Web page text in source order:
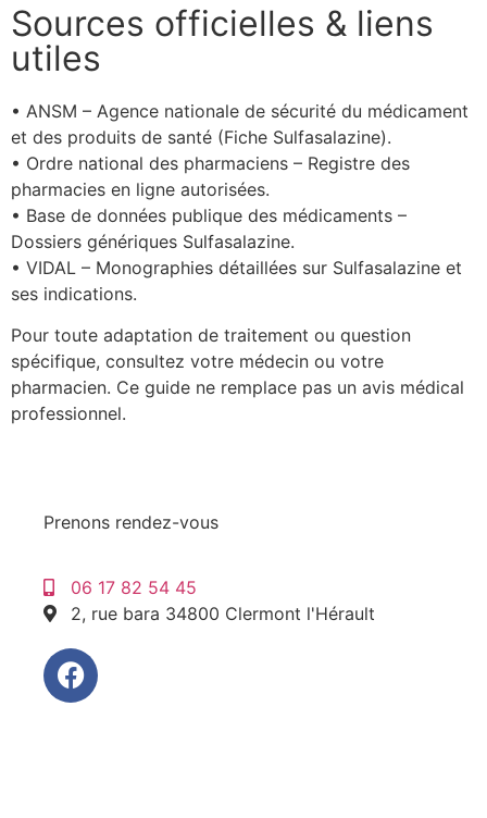
Sources officielles & liens
utiles
• ANSM – Agence nationale de sécurité du médicament
et des produits de santé (Fiche Sulfasalazine).
• Ordre national des pharmaciens – Registre des
pharmacies en ligne autorisées.
• Base de données publique des médicaments –
Dossiers génériques Sulfasalazine.
• VIDAL – Monographies détaillées sur Sulfasalazine et
ses indications.
Pour toute adaptation de traitement ou question
spécifique, consultez votre médecin ou votre
pharmacien. Ce guide ne remplace pas un avis médical
professionnel.
Prenons rendez-vous
06 17 82 54 45
2, rue bara 34800 Clermont l'Hérault